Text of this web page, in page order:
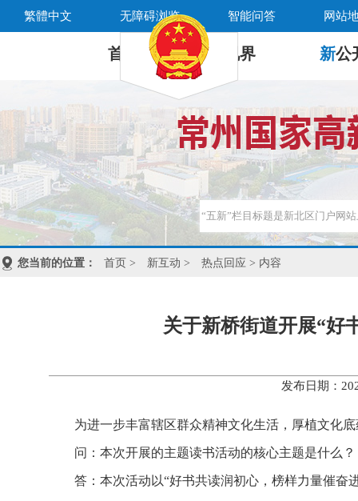
繁體中文 无障碍浏览 智能问答 网站
首 页 新 视界 新公
您当前的位置： 首页 > 新互动 > 热点回应 > 内容
关于新桥街道开展“好
发布日期：
为进一步丰富辖区群众精神文化生活，厚植文化
问：本次开展的主题读书活动的核心主题是什么？
答：本次活动以“好书共读润初心，榜样力量催奋